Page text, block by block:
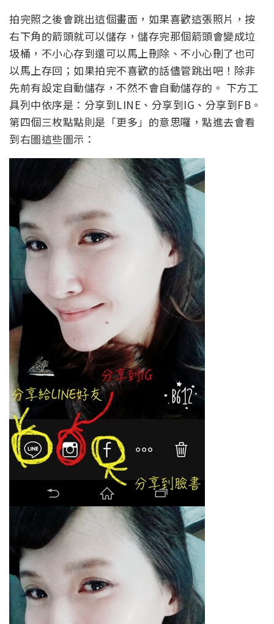
拍完照之後會跳出這個畫面，如果喜歡這張照片，按
右下角的箭頭就可以儲存，儲存完那個箭頭會變成垃
圾桶，不小心存到還可以馬上刪除、不小心刪了也可
以馬上存回；如果拍完不喜歡的話儘管跳出吧！除非
先前有設定自動儲存，不然不會自動儲存的。 下方工
具列中依序是：分享到LINE、分享到IG、分享到FB。
第四個三枚點點則是「更多」的意思囉，點進去會看
到右圖這些圖示：